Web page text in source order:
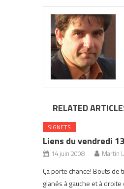
RELATED
SIGNETS
Liens du vendredi 13
14 juin 2008 Martin
Ça porte chance! Bouts de
glanés à gauche et à